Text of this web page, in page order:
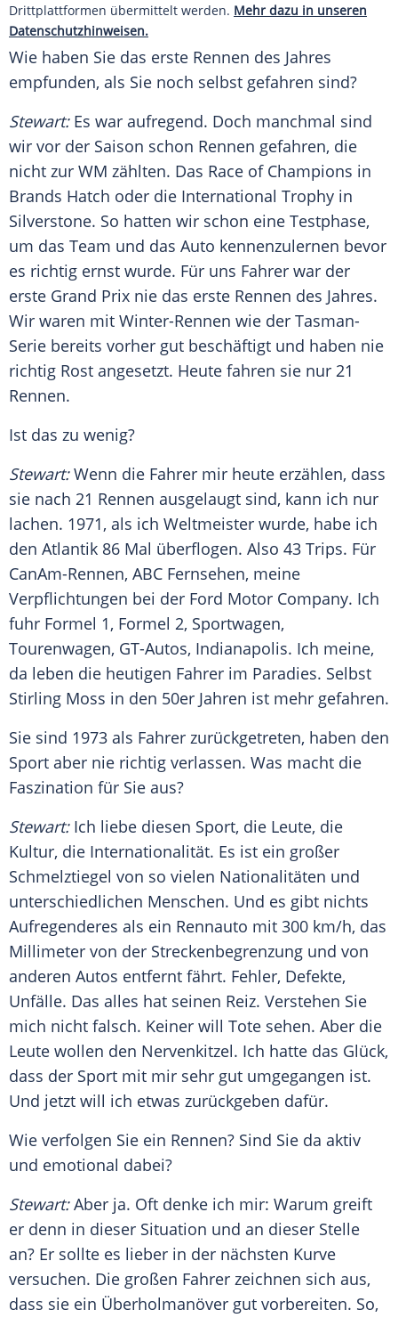
Drittplattformen übermittelt werden. Mehr dazu in unseren
Datenschutzhinweisen.
Wie haben Sie das erste Rennen des Jahres
empfunden, als Sie noch selbst gefahren sind?
Stewart:Es war aufregend. Doch manchmal sind
wir vor der Saison schon Rennen gefahren, die
nicht zur WM zählten. Das Race of Champions in
Brands Hatch oder die International Trophy in
Silverstone. So hatten wir schon eine Testphase,
um das Team und das Auto kennenzulernen bevor
es richtig ernst wurde. Für uns Fahrer war der
erste Grand Prix nie das erste Rennen des Jahres.
Wir waren mit Winter-Rennen wie der Tasman-
Serie bereits vorher gut beschäftigt und haben nie
richtig Rost angesetzt. Heute fahren sie nur 21
Rennen.
Ist das zu wenig?
Stewart:Wenn die Fahrer mir heute erzählen, dass
sie nach 21 Rennen ausgelaugt sind, kann ich nur
lachen. 1971, als ich Weltmeister wurde, habe ich
den Atlantik 86 Mal überflogen. Also 43 Trips. Für
CanAm-Rennen, ABC Fernsehen, meine
Verpflichtungen bei der Ford Motor Company. Ich
fuhr Formel 1, Formel 2, Sportwagen,
Tourenwagen, GT-Autos, Indianapolis. Ich meine,
da leben die heutigen Fahrer im Paradies. Selbst
Stirling Moss in den 50er Jahren ist mehr gefahren.
Sie sind 1973 als Fahrer zurückgetreten, haben den
Sport aber nie richtig verlassen. Was macht die
Faszination für Sie aus?
Stewart:Ich liebe diesen Sport, die Leute, die
Kultur, die Internationalität. Es ist ein großer
Schmelztiegel von so vielen Nationalitäten und
unterschiedlichen Menschen. Und es gibt nichts
Aufregenderes als ein Rennauto mit 300 km/h, das
Millimeter von der Streckenbegrenzung und von
anderen Autos entfernt fährt. Fehler, Defekte,
Unfälle. Das alles hat seinen Reiz. Verstehen Sie
mich nicht falsch. Keiner will Tote sehen. Aber die
Leute wollen den Nervenkitzel. Ich hatte das Glück,
dass der Sport mit mir sehr gut umgegangen ist.
Und jetzt will ich etwas zurückgeben dafür.
Wie verfolgen Sie ein Rennen? Sind Sie da aktiv
und emotional dabei?
Stewart:Aber ja. Oft denke ich mir: Warum greift
er denn in dieser Situation und an dieser Stelle
an? Er sollte es lieber in der nächsten Kurve
versuchen. Die großen Fahrer zeichnen sich aus,
dass sie ein Überholmanöver gut vorbereiten. So,